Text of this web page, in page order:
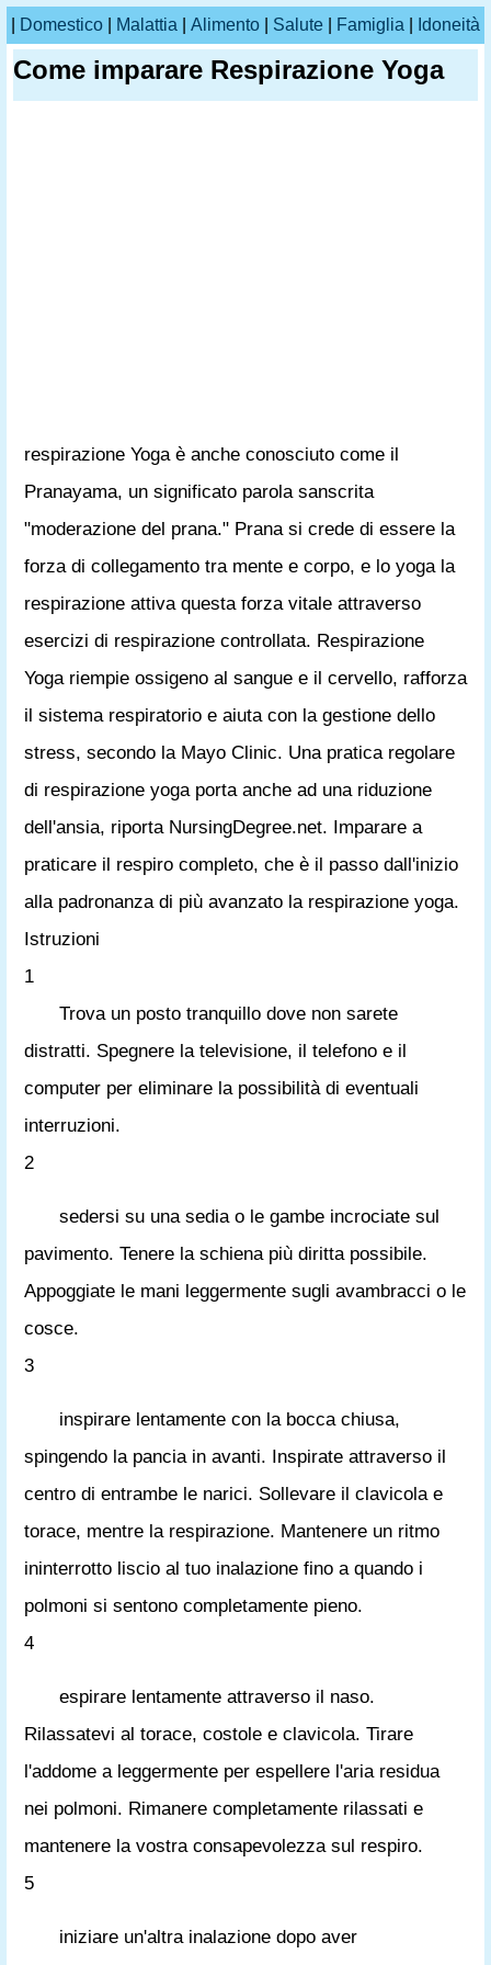
Domestico Malattia Alimento Salute Famiglia Idoneità
Come imparare Respirazione Yoga
respirazione Yoga è anche conosciuto come il
Pranayama, un significato parola sanscrita
"moderazione del prana." Prana si crede di essere la
forza di collegamento tra mente e corpo, e lo yoga la
respirazione attiva questa forza vitale attraverso
esercizi di respirazione controllata. Respirazione
Yoga riempie ossigeno al sangue e il cervello, rafforza
il sistema respiratorio e aiuta con la gestione dello
stress, secondo la Mayo Clinic. Una pratica regolare
di respirazione yoga porta anche ad una riduzione
dell'ansia, riporta NursingDegree.net. Imparare a
praticare il respiro completo, che è il passo dall'inizio
alla padronanza di più avanzato la respirazione yoga.
Istruzioni
1
Trova un posto tranquillo dove non sarete
distratti. Spegnere la televisione, il telefono e il
computer per eliminare la possibilità di eventuali
interruzioni.
2
sedersi su una sedia o le gambe incrociate sul
pavimento. Tenere la schiena più diritta possibile.
Appoggiate le mani leggermente sugli avambracci o le
cosce.
3
inspirare lentamente con la bocca chiusa,
spingendo la pancia in avanti. Inspirate attraverso il
centro di entrambe le narici. Sollevare il clavicola e
torace, mentre la respirazione. Mantenere un ritmo
ininterrotto liscio al tuo inalazione fino a quando i
polmoni si sentono completamente pieno.
4
espirare lentamente attraverso il naso.
Rilassatevi al torace, costole e clavicola. Tirare
l'addome a leggermente per espellere l'aria residua
nei polmoni. Rimanere completamente rilassati e
mantenere la vostra consapevolezza sul respiro.
5
iniziare un'altra inalazione dopo aver